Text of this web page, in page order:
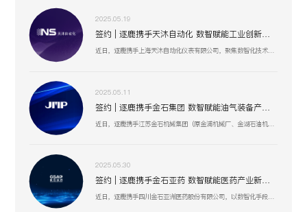
2025.05.19
签约 | 逐鹿携手天沐自动化 数智赋能工业创新生态
近日，逐鹿携手上海天沐自动化仪表有限公司，聚焦数智化技术融合，以创新驱动工业场景升级，助力天沐自动化在智能制造、传感器研发等业务板块，深化数智应用，开启高效协同、精准创新的发展新篇 。
2025.05.11
签约 | 逐鹿携手金石集团 数智赋能油气装备产业升级
近日，逐鹿携手江苏金石机械集团（原金浦机械厂、金湖石油机械有限公司 ），以数智化技术为引擎，聚焦油气装备产业创新升级，助力金石集团在研发、生产、服务全流程提效，驱动高压油气井口装备等业务开启数智化增长新篇 。
2025.05.30
签约 | 逐鹿携手金石亚药 数智赋能医药产业新增长
近日，逐鹿携手四川金石亚洲医药股份有限公司，以数智化手段赋能医药产业升级，聚焦创新驱动与价值深挖，助力金石亚药在医药健康、新材料及机械设备等业务板块，开启高效增长、精准运营的全新阶段 。